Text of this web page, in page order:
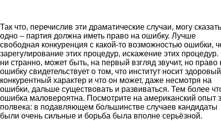
Так что, перечислив эти драматические случаи, могу сказать
одно – партия должна иметь право на ошибку. Лучше
свободная конкуренция с какой-то возможностью ошибки,
зарегулирование этих процедур, искажение этих процедур.
ни странно, может быть, на первый взгляд звучит, но право
ошибку свидетельствует о том, что институт носит
конкурентный характер и что он может, даже несмотря на
ошибки, дальше существовать и развиваться. Тем более
ошибка маловероятна. Посмотрите на американский опыт
полвека: в подавляющем большинстве случаев кандидаты
были очень сильные и борьба была вполне серьёзной.